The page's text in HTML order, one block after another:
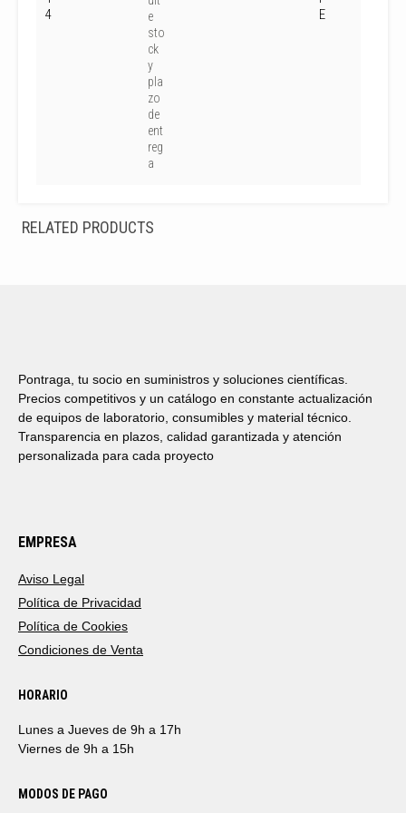
4
e
sto
ck
y
pla
zo
de
ent
reg
a
E
RELATED PRODUCTS
Pontraga, tu socio en suministros y soluciones científicas.
Precios competitivos y un catálogo en constante actualización
de equipos de laboratorio, consumibles y material técnico.
Transparencia en plazos, calidad garantizada y atención
personalizada para cada proyecto
EMPRESA
Aviso Legal
Política de Privacidad
Política de Cookies
Condiciones de Venta
HORARIO
Lunes a Jueves de 9h a 17h
Viernes de 9h a 15h
MODOS DE PAGO